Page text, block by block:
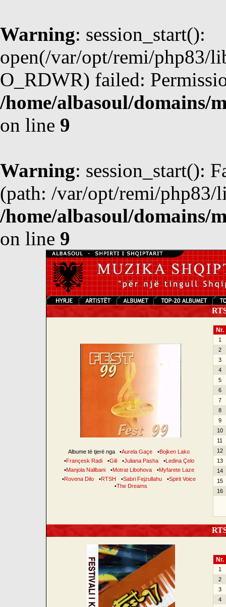
Warning: session_start():
open(/var/opt/remi/php83/
O_RDWR) failed:
/home/albasoul/domains/
on line 9
Warning: session_start():
(path: /var/opt/remi/php83/
/home/albasoul/domains/
on line 9
Albume të tjerë nga •Aurela Gaçe •Bojken Lako
•Françesk Radi •Gili •Juliana Pasha •Ledina Çelo
•Manjola Nallbani •Motrat Libohova •Myfarete Laze
•Rovena Dilo •RTSH •Sabri Fejzullahu •Spirit Voice
•The Dreams
Nr.
1
2
3
4
5
6
7
8
9
10
11
12
13
14
15
16
Nr.
1
2
3
4